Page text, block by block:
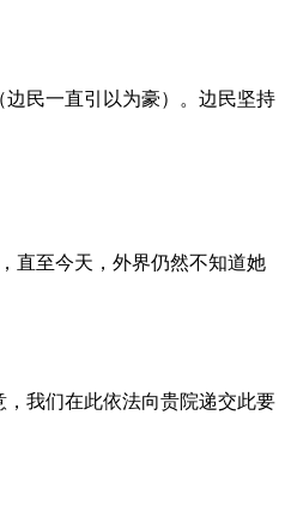
民一直引以为豪）。边民坚持
直至今天，外界仍然不知道她
我们在此依法向贵院递交此要